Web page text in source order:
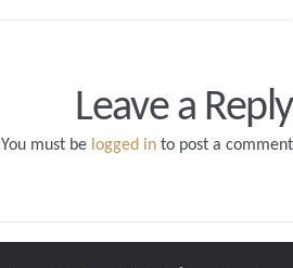
Leave a Reply
You must be logged in to post a comment.